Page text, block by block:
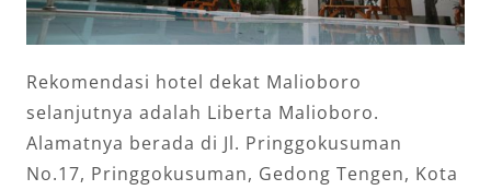
Rekomendasi hotel dekat Malioboro
selanjutnya adalah Liberta Malioboro.
Alamatnya berada di Jl. Pringgokusuman
No.17, Pringgokusuman, Gedong Tengen, Kota